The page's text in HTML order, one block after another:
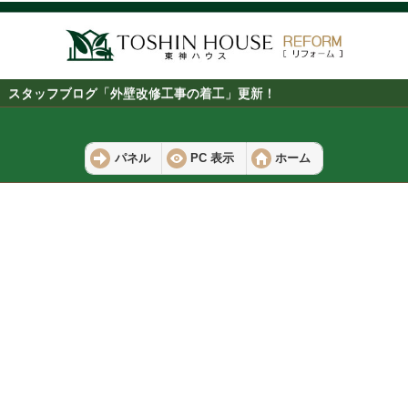
スタッフブログ「外壁改修工事の着工」更新！
パネル PC 表示 ホーム